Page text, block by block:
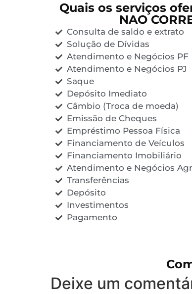
Quais os serviços
NAO
Consulta de saldo e extrato
Solução de Dívidas
Atendimento e Negócios PF
Atendimento e Negócios PJ
Saque
Depósito Imediato
Câmbio (Troca de moeda)
Emissão de Cheques
Empréstimo Pessoa Física
Financiamento de Veículos
Financiamento Imobiliário
Atendimento e Negócios
Transferências
Depósito
Investimentos
Pagamento
Deixe um